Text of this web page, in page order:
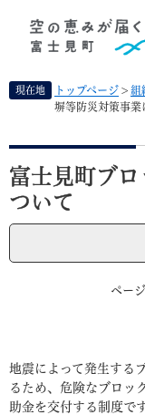
先
す
現在地 トップページ > 組
塀等防災対策事業
本
文
富士見町ブ
ついて
ペー
地震によって発生する
るため、危険なブロッ
助金を交付する制度です